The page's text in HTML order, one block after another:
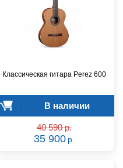
Классическая гитара Perez 600
В наличии
40 590 р.
35 900 р.